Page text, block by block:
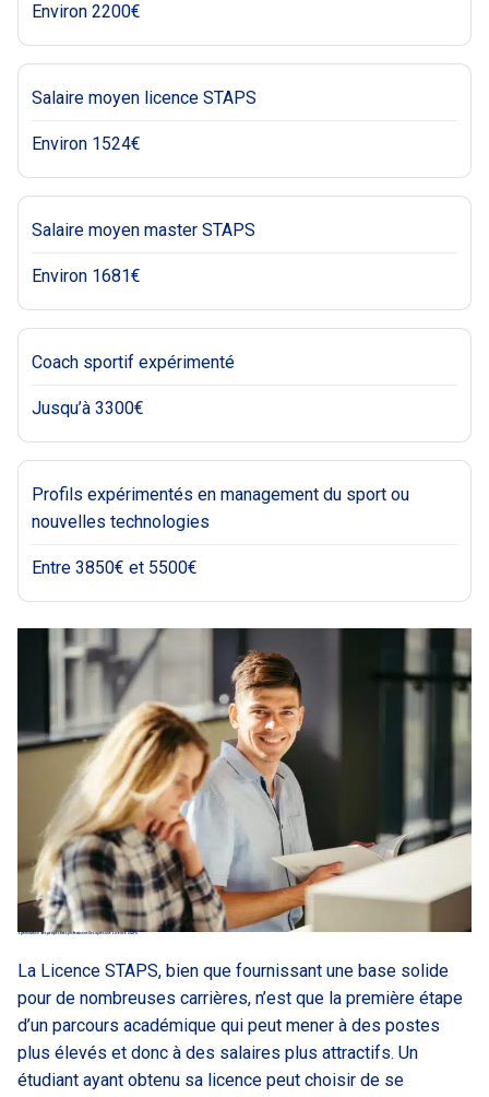
Environ 2200€
Salaire moyen licence STAPS
Environ 1524€
Salaire moyen master STAPS
Environ 1681€
Coach sportif expérimenté
Jusqu’à 3300€
Profils expérimentés en management du sport ou
nouvelles technologies
Entre 3850€ et 5500€
Optimisation des perspectives professionnelles après une Licence STAPS
La Licence STAPS, bien que fournissant une base solide
pour de nombreuses carrières, n’est que la première étape
d’un parcours académique qui peut mener à des postes
plus élevés et donc à des salaires plus attractifs. Un
étudiant ayant obtenu sa licence peut choisir de se